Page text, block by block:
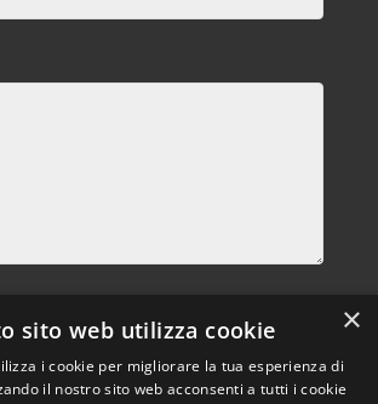
letto letto e compreso l’ informativa
il consenso al trattamento dei miei dati
le modalità indicate nell’informativa
×
sito web utilizza cookie
i cookie per migliorare la tua esperienza di
il nostro sito web acconsenti a tutti i cookie